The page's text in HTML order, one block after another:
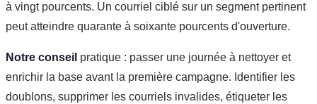
à vingt pourcents. Un courriel ciblé sur un segment pertinent
peut atteindre quarante à soixante pourcents d'ouverture.
Notre conseil pratique : passer une journée à nettoyer et
enrichir la base avant la première campagne. Identifier les
doublons, supprimer les courriels invalides, étiqueter les